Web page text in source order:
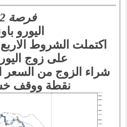
فرصة 2
اليورو
اكتملت الشروط
على زوج
نقطة ووقف